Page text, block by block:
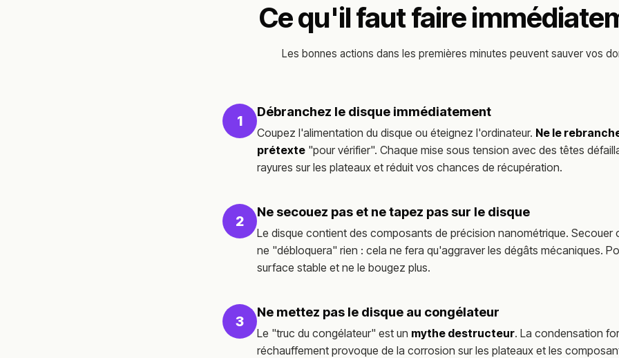
Ce qu'il faut faire
Les bonnes actions dans les premières minutes peuvent sauver vos
1
Débranchez le disque immédiatement
Coupez l'alimentation du disque ou éteignez l'ordinateur. Ne le
prétexte "pour vérifier". Chaque mise sous tension avec des têtes
rayures sur les plateaux et réduit vos chances de récupération.
2
Ne secouez pas et ne tapez pas sur le disque
Le disque contient des composants de précision nanométrique. Secouer
ne "débloquera" rien : cela ne fera qu'aggraver les dégâts mécaniques.
surface stable et ne le bougez plus.
3
Ne mettez pas le disque au congélateur
Le "truc du congélateur" est un mythe destructeur. La condensation
réchauffement provoque de la corrosion sur les plateaux et les